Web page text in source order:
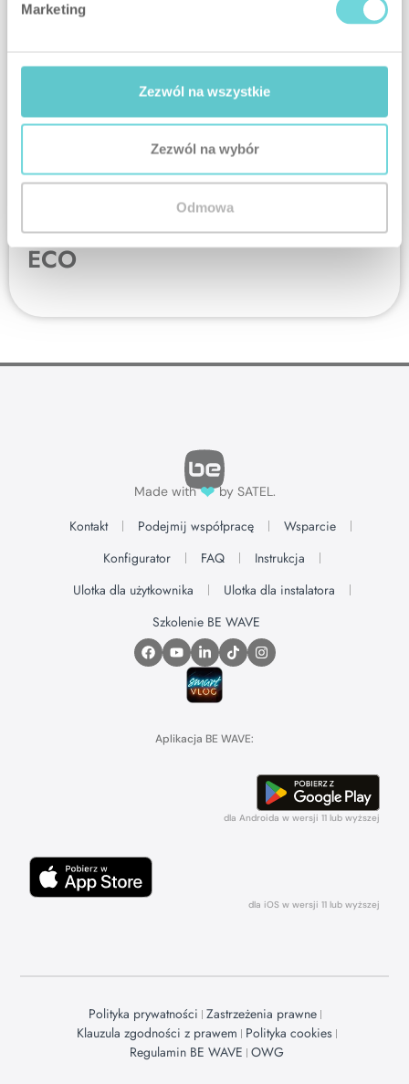
Marketing
Zezwól na wszystkie
Zezwól na wybór
Odmowa
komfortowe
SCENARIUSZE
ECO
Made with❤by SATEL.
Kontakt Podejmij współpracę
Wsparcie
Konfigurator
FAQ
Instrukcja
Ulotka dla użytkownika
Ulotka dla instalatora
Szkolenie BE WAVE
Aplikacja BE WAVE:
dla Androida w wersji 11 lub wyższej
dla iOS w wersji 11 lub wyższej
Polityka prywatności Zastrzeżenia prawne
Klauzula zgodności z prawem Polityka cookies
Regulamin BE WAVE OWG